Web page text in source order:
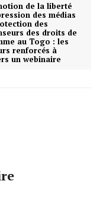
de la liberté
des médias
des
des droits de
au Togo : les
renforcés à
un webinaire